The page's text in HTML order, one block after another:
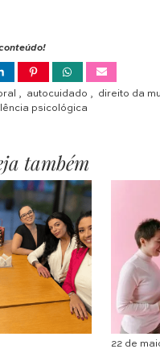
, autocuidado , direito da
psicológica
também
22 de